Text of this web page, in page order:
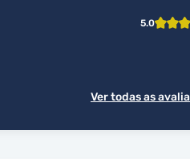
5.0
Ver todas as